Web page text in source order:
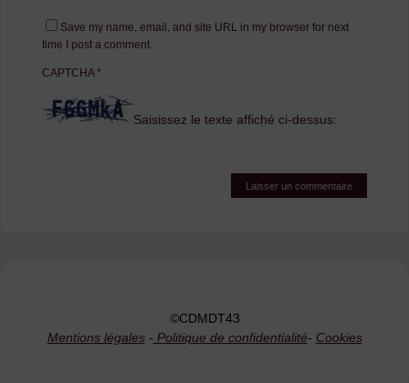
Save my name, email, and site URL in my browser for next
time I post a comment.
CAPTCHA*
Saisissez le texte affiché ci-dessus:
©CDMDT43
Mentions légales- Politique de confidentialité- Cookies